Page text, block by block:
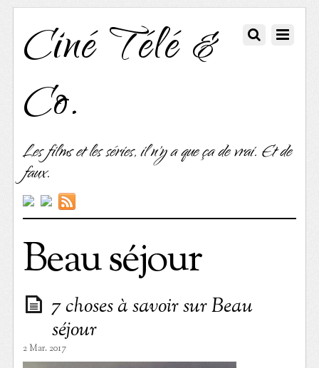
Ciné Télé &
Co.
Les films et les séries, il n'y a que ça de vrai. Et de
faux.
Beau séjour
7 choses à savoir sur Beau
séjour
2 Mar. 2017